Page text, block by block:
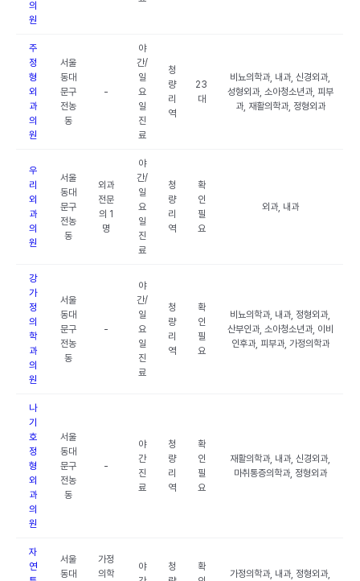
의
원
주
정
형
외
과
의
원
서울
동대
문구
전농
동
-
야
간/
일
요
일
진
료
청
량
리
역
23
대
비뇨의학과, 내과, 신경외과,
성형외과, 소아청소년과, 피부
과, 재활의학과, 정형외과
우
리
외
과
의
원
서울
동대
문구
전농
동
외과
전문
의 1
명
야
간/
일
요
일
진
료
청
량
리
역
확
인
필
요
외과, 내과
강
가
정
의
학
과
의
원
서울
동대
문구
전농
동
-
야
간/
일
요
일
진
료
청
량
리
역
확
인
필
요
비뇨의학과, 내과, 정형외과,
산부인과, 소아청소년과, 이비
인후과, 피부과, 가정의학과
나
기
호
정
형
외
과
의
원
서울
동대
문구
전농
동
-
야
간
진
료
청
량
리
역
확
인
필
요
재활의학과, 내과, 신경외과,
마취통증의학과, 정형외과
자
연
서울
동대
가정
의학
야
청
확
가정의학과, 내과, 정형외과,